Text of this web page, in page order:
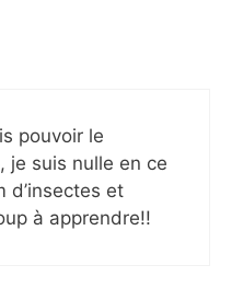
pouvoir le
je suis nulle en ce
d’insectes et
à apprendre!!